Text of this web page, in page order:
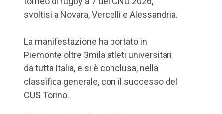
svoltisi a Novara, Vercelli e Alessandria.
La manifestazione ha portato in
Piemonte oltre 3mila atleti universitari
da tutta Italia, e si è conclusa, nella
classifica generale, con il successo del
CUS Torino.